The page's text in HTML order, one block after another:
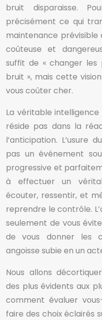
bruit disparaisse.
précisément ce qui
maintenance prévisible
coûteuse et
suffit de « changer les
bruit », mais cette
vous coûter cher.
La véritable
réside pas dans la
l’anticipation. L’usure
pas un événement
progressive et
à effectuer un
écouter, ressentir, et
reprendre le contrôle.
seulement de vous
de vous donner les
angoisse subie en un
Nous allons
des plus évidents aux
comment évaluer
faire des choix éclairés